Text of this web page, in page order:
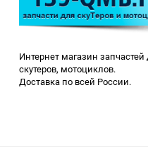
Интернет магазин запчастей
скутеров, мотоциклов.
Доставка по всей России.